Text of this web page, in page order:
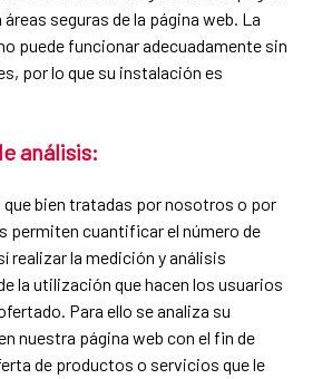
áreas seguras de la página web. La
puede funcionar adecuadamente sin
por lo que su instalación es
análisis:
que bien tratadas por nosotros o por
permiten cuantificar el número de
realizar la medición y análisis
la utilización que hacen los usuarios
Para ello se analiza su
nuestra página web con el fin de
de productos o servicios que le